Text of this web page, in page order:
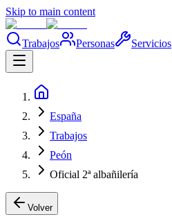
Skip to main content
Trabajos Personas Servicios
España
Trabajos
Peón
Oficial 2ª albañilería
Volver